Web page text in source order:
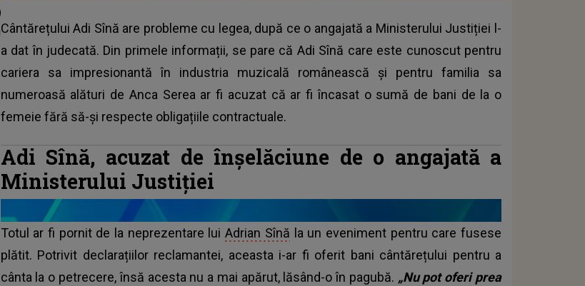
Cântărețului Adi Sînă are probleme cu legea, după ce o angajată a Ministerului Justiției l-
a dat în judecată. Din primele informații, se pare că Adi Sînă care este cunoscut pentru
cariera sa impresionantă în industria muzicală românească și pentru familia sa
numeroasă alături de Anca Serea ar fi acuzat că ar fi încasat o sumă de bani de la o
femeie fără să-și respecte obligațiile contractuale.
Adi Sînă, acuzat de înșelăciune de o angajată a
Ministerului Justiției
Totul ar fi pornit de la neprezentare luiAdrian Sînă la un eveniment pentru care fusese
plătit. Potrivit declarațiilor reclamantei, aceasta i-ar fi oferit bani cântărețului pentru a
cânta la o petrecere, însă acesta nu a mai apărut, lăsând-o în pagubă. „Nu pot oferi prea